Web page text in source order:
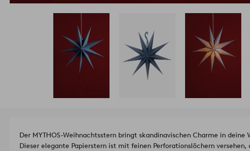
Der MYTHOS-Weihnachtsstern bringt skandinavischen Charme in deine
Dieser elegante Papierstern ist mit feinen Perforationslöchern versehen,